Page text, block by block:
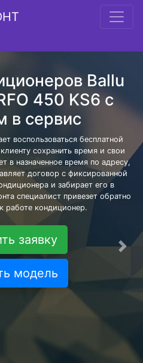
Ballu
450 KS6 с
в сервис
воспользоваться бесплатной
сохранить время и свои
в назначенное время по адресу,
договор с фиксированной
и забирает его в
специалист привезет обратно
работе кондиционер.
заявку
модель